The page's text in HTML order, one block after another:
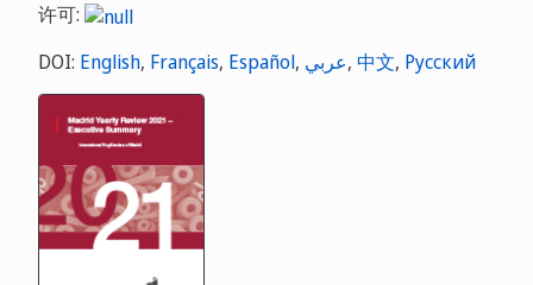
许可:
DOI: English, Français, Español, عربي, 中文, Русский